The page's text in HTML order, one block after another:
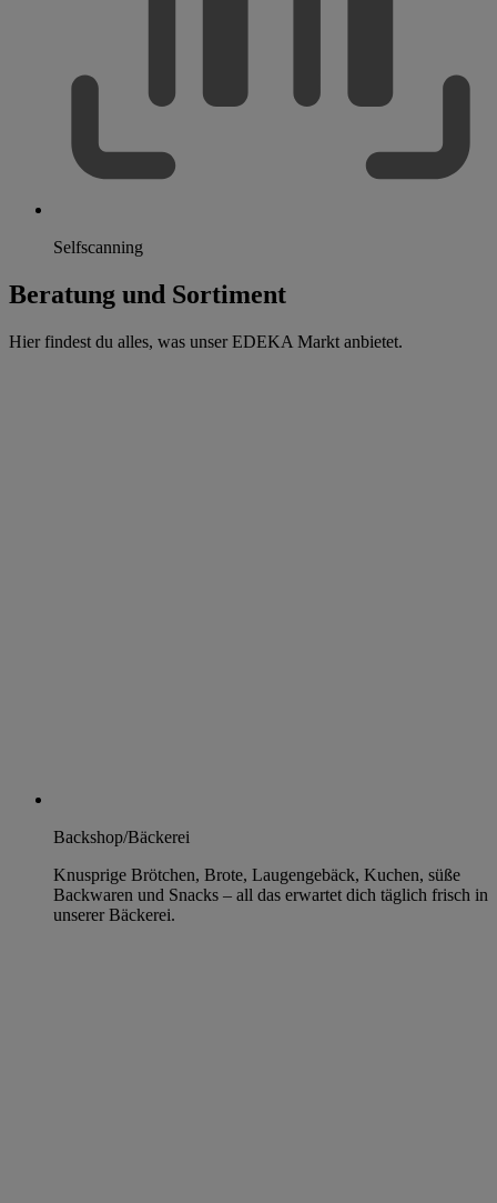
Selfscanning
Beratung und Sortiment
Hier findest du alles, was unser EDEKA Markt anbietet.
Backshop/Bäckerei
Knusprige Brötchen, Brote, Laugengebäck, Kuchen, süße
Backwaren und Snacks – all das erwartet dich täglich frisch in
unserer Bäckerei.